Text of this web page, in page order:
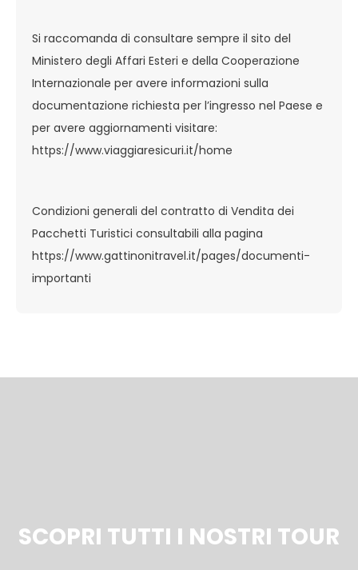
Si raccomanda di consultare sempre il sito del
Ministero degli Affari Esteri e della Cooperazione
Internazionale per avere informazioni sulla
documentazione richiesta per l’ingresso nel Paese e
per avere aggiornamenti visitare:
https://www.viaggiaresicuri.it/home
Condizioni generali del contratto di Vendita dei
Pacchetti Turistici consultabili alla pagina
https://www.gattinonitravel.it/pages/documenti-
importanti
SCOPRI TUTTI I NOSTRI TOUR